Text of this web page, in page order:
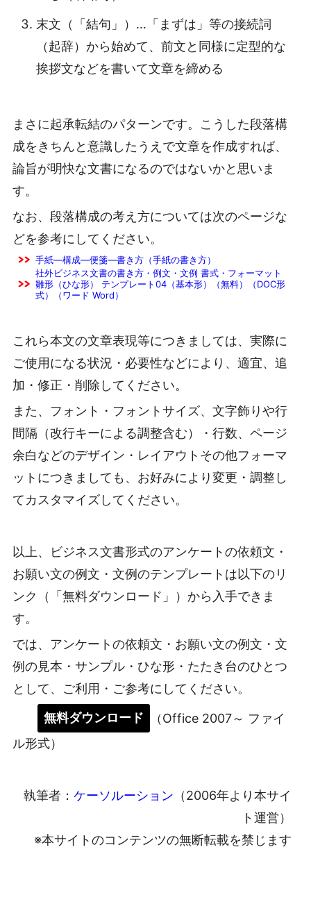
末文（「結句」）…「まずは」等の接続詞
（起辞）から始めて、前文と同様に定型的な
挨拶文などを書いて文章を締める
まさに起承転結のパターンです。こうした段落構
成をきちんと意識したうえで文章を作成すれば、
論旨が明快な文書になるのではないかと思いま
す。
なお、段落構成の考え方については次のページな
どを参考にしてください。
手紙―構成―便箋―書き方（手紙の書き方）
社外ビジネス文書の書き方・例文・文例 書式・フォーマット
雛形（ひな形） テンプレート04（基本形）（無料）（DOC形
式）（ワード Word）
これら本文の文章表現等につきましては、実際に
ご使用になる状況・必要性などにより、適宜、追
加・修正・削除してください。
また、フォント・フォントサイズ、文字飾りや行
間隔（改行キーによる調整含む）・行数、ページ
余白などのデザイン・レイアウトその他フォーマ
ットにつきましても、お好みにより変更・調整し
てカスタマイズしてください。
以上、ビジネス文書形式のアンケートの依頼文・
お願い文の例文・文例のテンプレートは以下のリ
ンク（「無料ダウンロード」）から入手できま
す。
では、アンケートの依頼文・お願い文の例文・文
例の見本・サンプル・ひな形・たたき台のひとつ
として、ご利用・ご参考にしてください。
無料ダウンロード
（Office 2007～ ファイ
ル形式）
執筆者： ケーソルーション （2006年より本サイ
ト運営）
※本サイトのコンテンツの無断転載を禁じます